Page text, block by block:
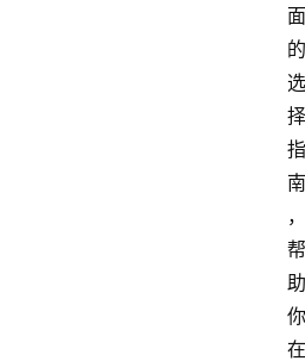
面
的
选
择
指
南
，
帮
助
你
在